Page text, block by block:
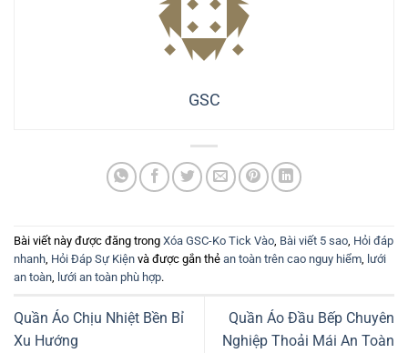
GSC
Bài viết này được đăng trong Xóa GSC-Ko Tick Vào, Bài viết 5 sao, Hỏi đáp
nhanh, Hỏi Đáp Sự Kiện và được gắn thẻ an toàn trên cao nguy hiểm, lưới
an toàn, lưới an toàn phù hợp.
Quần Áo Chịu Nhiệt Bền Bỉ
Xu Hướng
Quần Áo Đầu Bếp Chuyên
Nghiệp Thoải Mái An Toàn